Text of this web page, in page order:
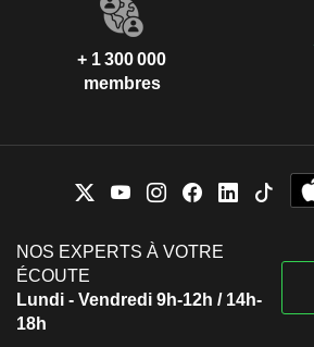
+ 1 300 000
membres
NOS EXPERTS À VOTRE
ÉCOUTE
Lundi - Vendredi 9h-12h / 14h-
18h